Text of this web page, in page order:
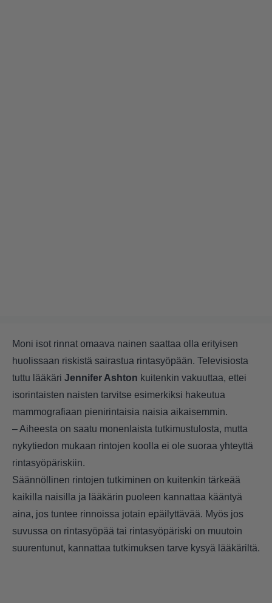
Moni isot rinnat omaava nainen saattaa olla erityisen
huolissaan riskistä sairastua rintasyöpään. Televisiosta
tuttu lääkäri Jennifer Ashton kuitenkin vakuuttaa, ettei
isorintaisten naisten tarvitse esimerkiksi hakeutua
mammografiaan pienirintaisia naisia aikaisemmin.
– Aiheesta on saatu monenlaista tutkimustulosta, mutta
nykytiedon mukaan rintojen koolla ei ole suoraa yhteyttä
rintasyöpäriskiin.
Säännöllinen rintojen tutkiminen on kuitenkin tärkeää
kaikilla naisilla ja lääkärin puoleen kannattaa kääntyä
aina, jos tuntee rinnoissa jotain epäilyttävää. Myös jos
suvussa on rintasyöpää tai rintasyöpäriski on muutoin
suurentunut, kannattaa tutkimuksen tarve kysyä lääkäriltä.